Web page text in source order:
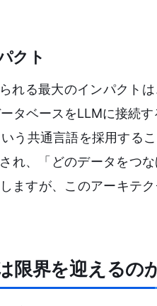
クト
れる最大のインパクト
タベースをLLMに接続
う共通言語を採用する
れ、「どのデータをつ
ますが、このアーキテ
限界を迎えるの